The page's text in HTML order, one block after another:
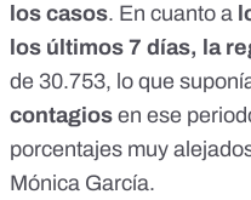
los casos. En cuanto a
los últimos 7 días, la
de 30.753, lo que
contagios en ese
porcentajes muy
Mónica García.